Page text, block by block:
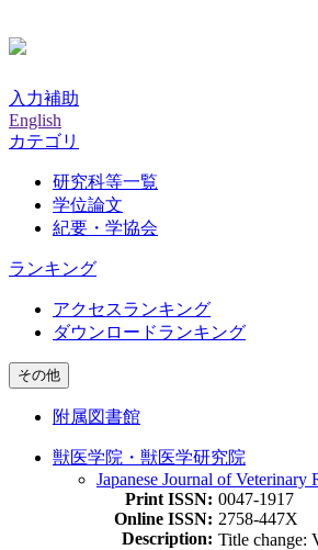
入力補助
English
カテゴリ
研究科等一覧
学位論文
紀要・学協会
ランキング
アクセスランキング
ダウンロードランキング
その他
附属図書館
獣医学院・獣医学研究院
Japanese Journal of Veterinary
Print ISSN: 0047-1917
Online ISSN: 2758-447X
Description: Title change: